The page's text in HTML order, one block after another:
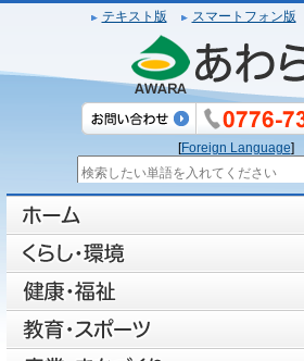
テキスト版 スマートフォン版
[Foreign Language]